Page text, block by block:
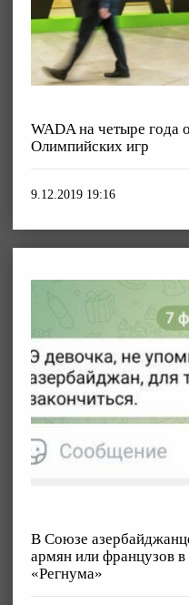
WADA на четыре года
Олимпийских игр
9.12.2019 19:16
В Союзе
армян или французов в
«Регнума»